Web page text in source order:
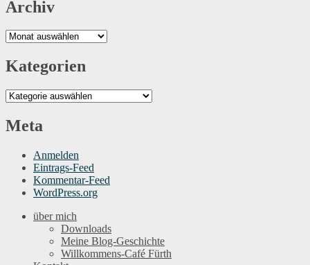
Archiv
Archiv
Kategorien
Kategorien
Meta
Anmelden
Eintrags-Feed
Kommentar-Feed
WordPress.org
über mich
Downloads
Meine Blog-Geschichte
Willkommens-Café Fürth